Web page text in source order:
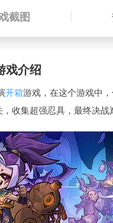
截图
戏介绍
开箱游戏，在这个游戏中
收集超强忍具，最终决战